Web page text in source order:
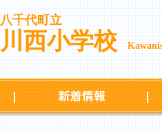
八千代町立
川西小学校
学校概要